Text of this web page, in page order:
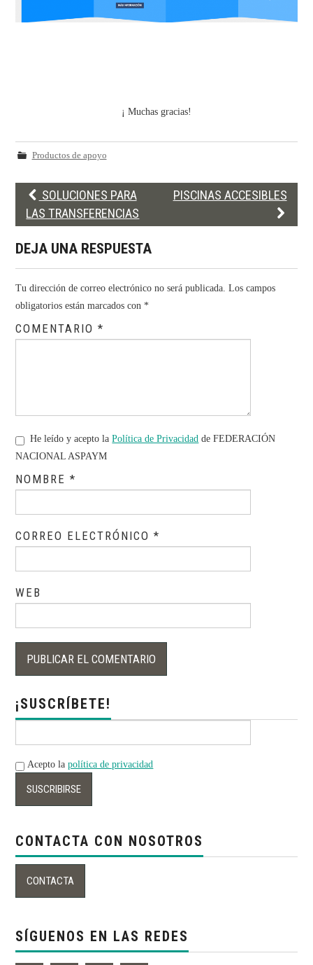
¡ Muchas gracias!
Productos de apoyo
Post
navigation
SOLUCIONES PARA
LAS TRANSFERENCIAS
PISCINAS ACCESIBLES
DEJA UNA RESPUESTA
Tu dirección de correo electrónico no será publicada. Los campos
obligatorios están marcados con*
COMENTARIO*
He leído y acepto laPolítica de Privacidad de FEDERACIÓN
NACIONAL ASPAYM
NOMBRE*
CORREO ELECTRÓNICO*
WEB
¡SUSCRÍBETE!
Acepto lapolítica de privacidad
CONTACTA CON NOSOTROS
SÍGUENOS EN LAS REDES